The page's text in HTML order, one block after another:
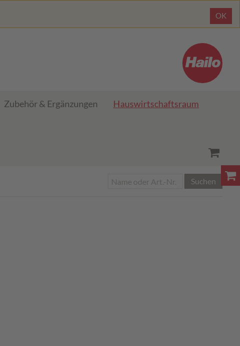
OK
Zubehör & Ergänzungen Hauswirtschaftsraum
Suchen